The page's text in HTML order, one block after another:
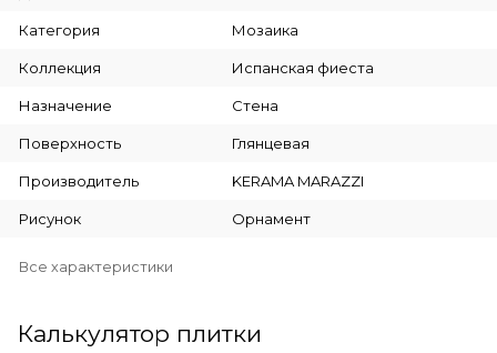
Категория Мозаика
Коллекция Испанская фиеста
Назначение Стена
Поверхность Глянцевая
Производитель KERAMA MARAZZI
Рисунок Орнамент
Все характеристики
Калькулятор плитки